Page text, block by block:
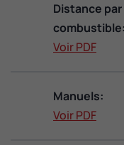
Distance
combustible:
Voir PDF
Manuels:
Voir PDF